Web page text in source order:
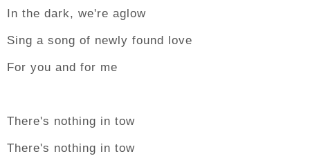
In the dark, we're aglow
Sing a song of newly found love
For you and for me
There's nothing in tow
There's nothing in tow